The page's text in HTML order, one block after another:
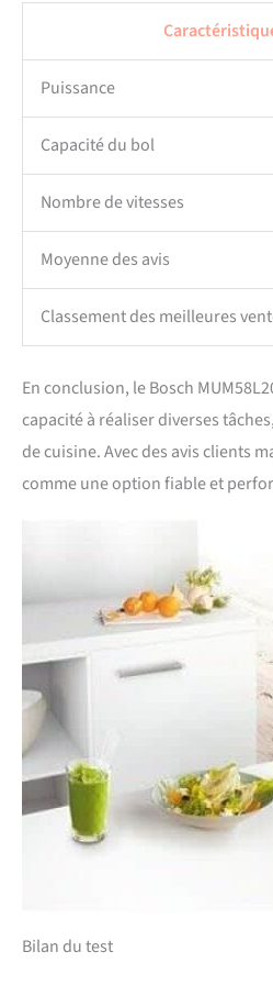
Puissance
Capacité du bol
Nombre de vitesses
Moyenne des avis
Classement des meilleures
En conclusion, le Bosch
capacité à réaliser diverses
de cuisine. Avec des avis clients
comme une option fiable et
Bilan du test